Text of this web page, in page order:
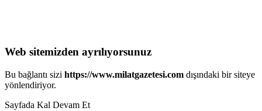
Web sitemizden ayrılıyorsunuz
Bu bağlantı sizi https://www.milatgazetesi.com dışındaki bir siteye
yönlendiriyor.
Sayfada Kal Devam Et